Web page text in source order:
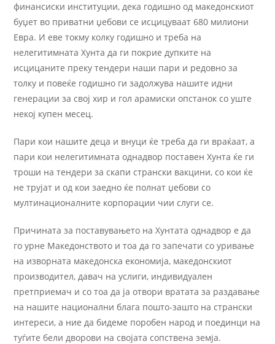
финансиски институции, дека годишно од македонскиот
буџет во приватни џебови се исцицуваат 680 милиони
Евра. И еве токму колку годишно и треба на
нелегитимната Хунта да ги покрие дупките на
исцицаните преку тендери наши пари и редовно за
толку и повеќе годишно ги задолжува нашите идни
генерации за свој хир и гол арамиски опстанок со уште
некој купен месец.
Пари кои нашите деца и внуци ќе треба да ги враќаат, а
пари кои нелегитимната однадвор поставен Хунта ќе ги
троши на тендери за скапи странски вакцини, со кои ќе
не трујат и од кои заедно ќе полнат џебови со
мултинационалните корпорации чии слуги се.
Причината за поставувањето на Хунтата однадвор е да
го урне Македонството и тоа да го запечати со уривање
на изворната македонска економија, македонскиот
производител, давач на услиги, индивидуален
претприемач и со тоа да ја отвори вратата за раздавање
на нашите национални блага пошто-зашто на странски
интереси, а ние да бидеме поробен народ и поединци на
туѓите бели дворови на својата сопствена земја.